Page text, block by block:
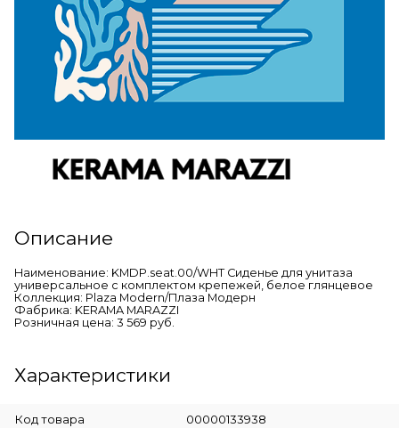
Описание
Наименование: KMDP.seat.00/WHT Сиденье для унитаза
универсальное с комплектом крепежей, белое глянцевое
Коллекция: Plaza Modern/Плаза Модерн
Фабрика: KERAMA MARAZZI
Розничная цена: 3 569 руб.
Характеристики
Код товара 00000133938